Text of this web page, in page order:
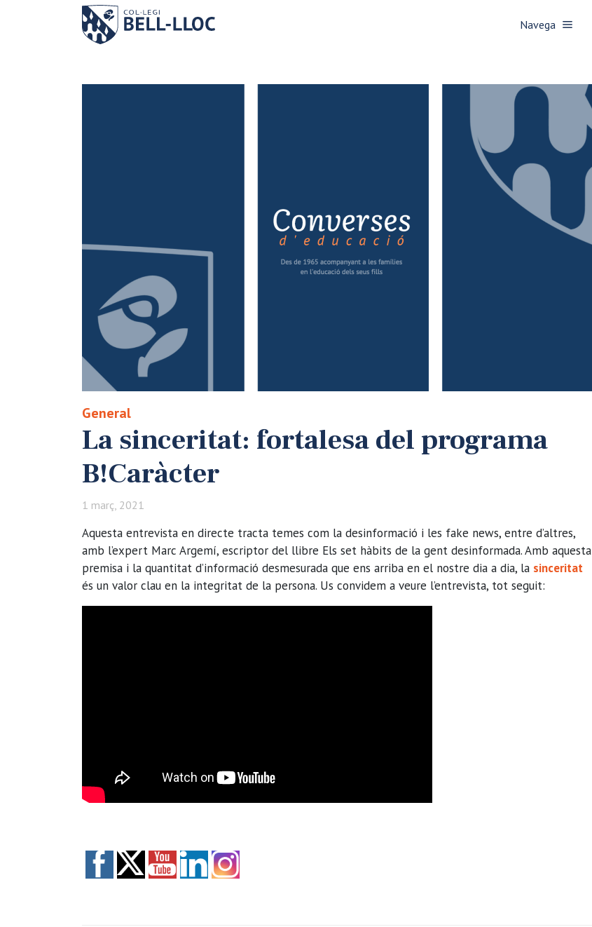
Navega
General
La sinceritat: fortalesa del programa
B!Caràcter
1 març, 2021
Aquesta entrevista en directe tracta temes com la desinformació i les fake news, entre d’altres,
amb l’expert Marc Argemí, escriptor del llibre Els set hàbits de la gent desinformada. Amb aquesta
premisa i la quantitat d’informació desmesurada que ens arriba en el nostre dia a dia, la sinceritat
és un valor clau en la integritat de la persona. Us convidem a veure l’entrevista, tot seguit: